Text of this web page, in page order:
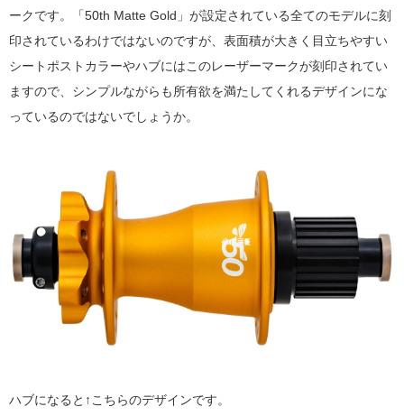
ークです。「50th Matte Gold」が設定されている全てのモデルに刻
印されているわけではないのですが、表面積が大きく目立ちやすい
シートポストカラーやハブにはこのレーザーマークが刻印されてい
ますので、シンプルながらも所有欲を満たしてくれるデザインにな
っているのではないでしょうか。
ハブになると↑こちらのデザインです。